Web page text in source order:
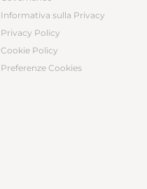
Informativa sulla Privacy
Privacy Policy
Cookie Policy
Preferenze Cookies